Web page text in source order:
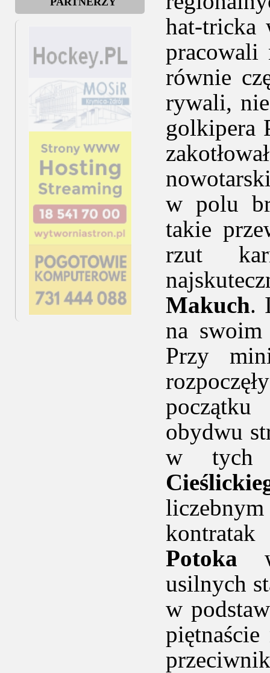
hat-tricka
pracowali
równie
rywali,
golkipera
w polu
takie
rzut
Makuch.
na
Przy
obydwu
w tych
Potoka
usilnych
w